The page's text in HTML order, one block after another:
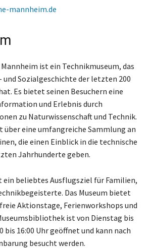
mannheim.de
ist ein Technikmuseum, das
und Sozialgeschichte der letzten 200
Es bietet seinen Besuchern eine
und Erlebnis durch
zu Naturwissenschaft und Technik.
über eine umfangreiche Sammlung an
die einen Einblick in die technische
Jahrhunderte geben.
ein beliebtes Ausflugsziel für Familien,
Das Museum bietet
Aktionstage, Ferienworkshops und
ist von Dienstag bis
bis 16:00 Uhr geöffnet und kann nach
besucht werden.